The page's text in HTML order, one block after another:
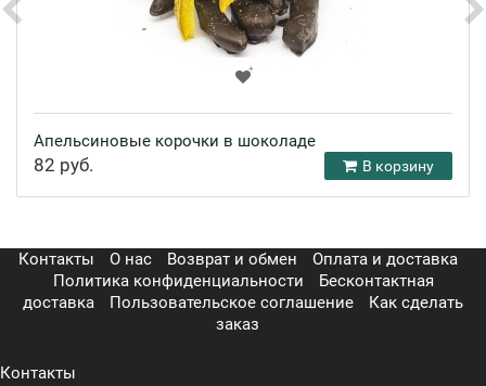
Апельсиновые корочки в шоколаде
82 руб. В корзину
Контакты О нас Возврат и обмен
Оплата и доставка
Политика конфиденциальности
Бесконтактная
доставка
Пользовательское соглашение
Как сделать
заказ
Контакты